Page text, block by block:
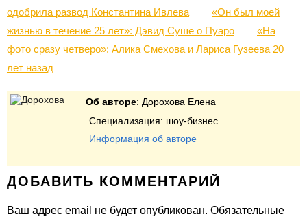
одобрила развод Константина Ивлева
«Он был моей
жизнью в течение 25 лет»: Дэвид Суше о Пуаро
«На
фото сразу четверо»: Алика Смехова и Лариса Гузеева 20
лет назад
Об авторе: Дорохова Елена
Специализация: шоу-бизнес
Информация об авторе
ДОБАВИТЬ КОММЕНТАРИЙ
Ваш адрес email не будет опубликован. Обязательные